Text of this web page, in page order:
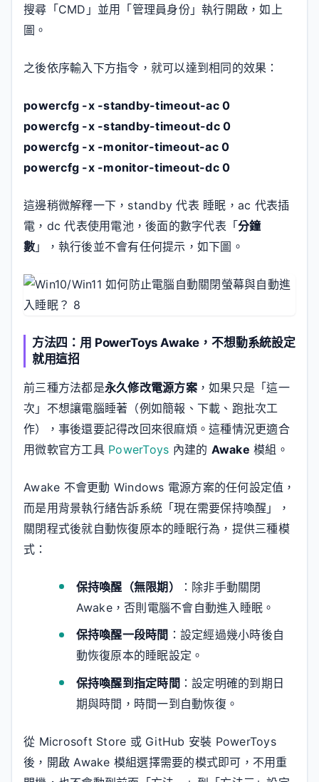
搜尋「CMD」並用「管理員身份」執行開啟，如上
圖。
之後依序輸入下方指令，就可以達到相同的效果：
powercfg -x -standby-timeout-ac 0
powercfg -x -standby-timeout-dc 0
powercfg -x -monitor-timeout-ac 0
powercfg -x -monitor-timeout-dc 0
這邊稍微解釋一下，standby 代表 睡眠，ac 代表插
電，dc 代表使用電池，後面的數字代表「分鐘
數 」，執行後並不會有任何提示，如下圖。
方法四：用 PowerToys Awake，不想動系統設定
就用這招
前三種方法都是永久修改電源方案，如果只是「這一
次」不想讓電腦睡著（例如簡報、下載、跑批次工
作），事後還要記得改回來很麻煩。這種情況更適合
用微軟官方工具 PowerToys 內建的 Awake 模組。
Awake 不會更動 Windows 電源方案的任何設定值，
而是用背景執行緒告訴系統「現在需要保持喚醒」，
關閉程式後就自動恢復原本的睡眠行為，提供三種模
式：
保持喚醒（無限期）
：除非手動關閉
Awake，否則電腦不會自動進入睡眠。
保持喚醒一段時間 ：設定經過幾小時後自
動恢復原本的睡眠設定。
保持喚醒到指定時間 ：設定明確的到期日
期與時間，時間一到自動恢復。
從 Microsoft Store 或 GitHub 安裝 PowerToys
後，開啟 Awake 模組選擇需要的模式即可，不用重